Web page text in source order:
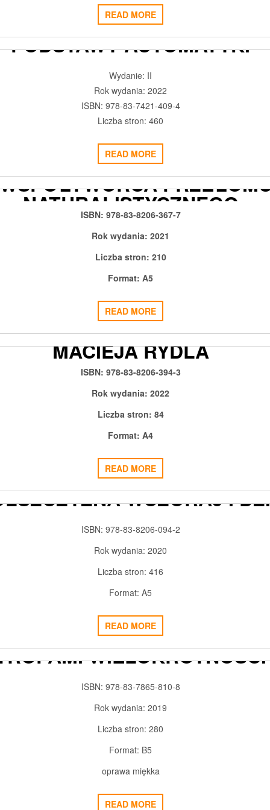
READ MORE
PODSTAWY AUTOMATYKI
Wydanie: II
Rok wydania: 2022
ISBN: 978-83-7421-409-4
Liczba stron: 460
READ MORE
SYGIETYŃSKI
NATURALISTYCZNEGO
ISBN: 978-83-8206-367-7
Rok wydania: 2021
Liczba stron: 210
Format: A5
READ MORE
POLSKIE W
MACIEJA RYDLA
2022-02-04 ADMIN3992 0
ISBN: 978-83-8206-394-3
Rok wydania: 2022
Liczba stron: 84
Format: A4
READ MORE
WCZORAJ I
ISBN: 978-83-8206-094-2
Rok wydania: 2020
Liczba stron: 416
Format: A5
READ MORE
WIELOKROTNOŚCI
ISBN: 978-83-7865-810-8
Rok wydania: 2019
Liczba stron: 280
Format: B5
oprawa miękka
READ MORE